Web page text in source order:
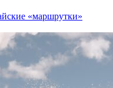
«маршрутки»